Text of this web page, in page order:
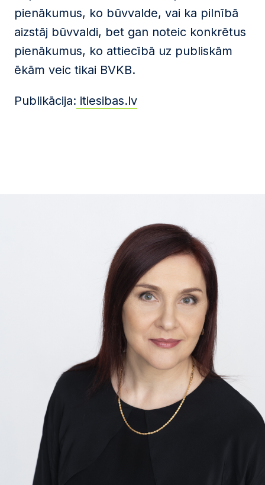
pienākumus, ko būvvalde, vai ka pilnībā
aizstāj būvvaldi, bet gan noteic konkrētus
pienākumus, ko attiecībā uz publiskām
ēkām veic tikai BVKB.
Publikācija: itiesibas.lv